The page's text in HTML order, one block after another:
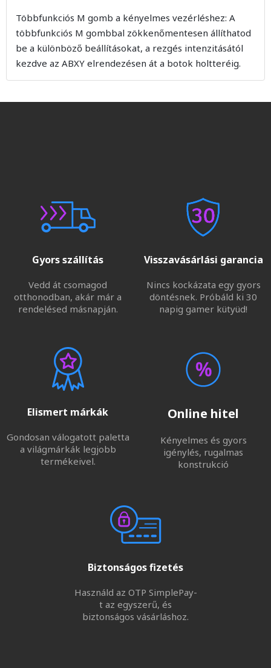
Többfunkciós M gomb a kényelmes vezérléshez: A
többfunkciós M gombbal zökkenőmentesen állíthatod
be a különböző beállításokat, a rezgés intenzitásától
kezdve az ABXY elrendezésen át a botok holtteréig.
Gyors szállítás
Vedd át csomagod
otthonodban, akár már a
rendelésed másnapján.
Visszavásárlási garancia
Nincs kockázata egy gyors
döntésnek. Próbáld ki 30
napig gamer kütyüd!
Elismert márkák
Gondosan válogatott paletta
a világmárkák legjobb
termékeivel.
Online hitel
Kényelmes és gyors
igénylés, rugalmas
konstrukció
Biztonságos fizetés
Használd az OTP SimplePay-
t az egyszerű, és
biztonságos vásárláshoz.